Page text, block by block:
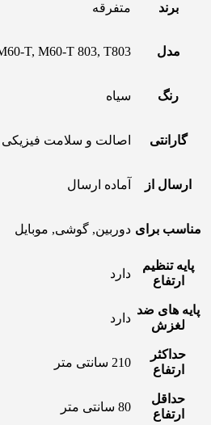
برند متفرقه
مدل T, M60-T 803, T803
رنگ سیاه
گارانتی اصالت و سلامت فیزیکی
ارسال از آماده ارسال
مناسب برای دوربین, گوشی, موبایل
پایه تنظیم
ارتفاع
دارد
پایه های ضد
لغزش
دارد
حداکثر
ارتفاع
210 سانتی متر
حداقل
ارتفاع
80 سانتی متر